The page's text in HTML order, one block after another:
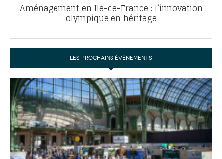
Aménagement en Ile-de-France : l’innovation
olympique en héritage
LES PROCHAINS ÉVÉNEMENTS